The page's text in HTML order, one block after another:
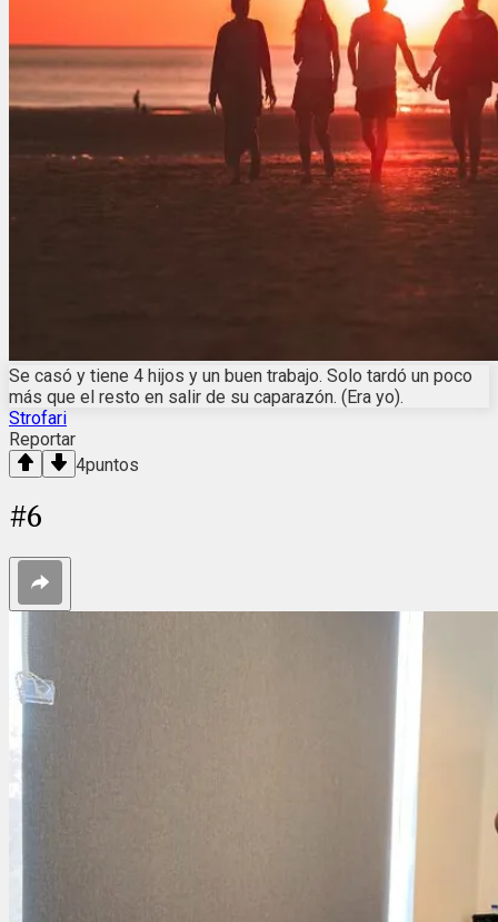
Se casó y tiene 4 hijos y un buen trabajo. Solo tardó un poco
más que el resto en salir de su caparazón. (Era yo).
Strofari
Reportar
4puntos
#6